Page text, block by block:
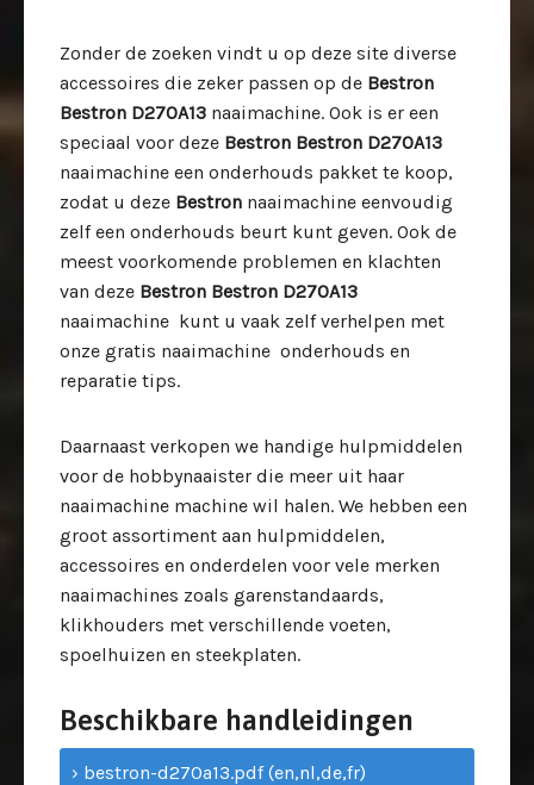
Zonder de zoeken vindt u op deze site diverse
accessoires die zeker passen op de Bestron
Bestron D270A13 naaimachine. Ook is er een
speciaal voor deze Bestron Bestron D270A13
naaimachine een onderhouds pakket te koop,
zodat u deze Bestron naaimachine eenvoudig
zelf een onderhouds beurt kunt geven. Ook de
meest voorkomende problemen en klachten
van deze Bestron Bestron D270A13
naaimachine kunt u vaak zelf verhelpen met
onze gratis naaimachine onderhouds en
reparatie tips.
Daarnaast verkopen we handige hulpmiddelen
voor de hobbynaaister die meer uit haar
naaimachine machine wil halen. We hebben een
groot assortiment aan hulpmiddelen,
accessoires en onderdelen voor vele merken
naaimachines zoals garenstandaards,
klikhouders met verschillende voeten,
spoelhuizen en steekplaten.
Beschikbare handleidingen
› bestron-d270a13.pdf (en,nl,de,fr)